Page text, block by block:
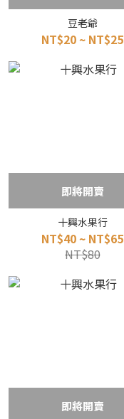
豆老爺
NT$20 ~ NT$25
即將開賣
十興水果行
NT$40 ~ NT$65
NT$80
即將開賣